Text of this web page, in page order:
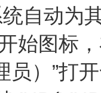
统自动为
始图标
员）”打